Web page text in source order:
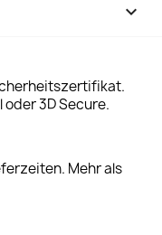

3D Secure.
Mehr als